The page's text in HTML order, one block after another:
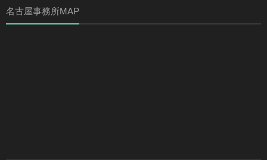
名古屋事務所MAP